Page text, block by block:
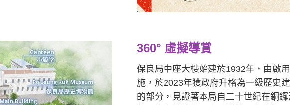
360° 虛擬導賞
保良局中座大樓始建於1932年，由啟
施，於2023年獲政府升格為一級歷史
的部分，見證著本局自二十世紀在銅